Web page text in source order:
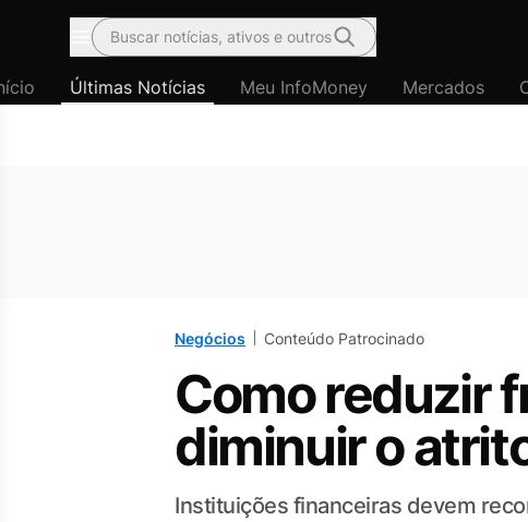
Menu
Buscar notícias, ativos e outros
Últimas Notícias Meu InfoMoney Mercados
Negócios Conteúdo Patrocinado
Como reduzir
diminuir o
Instituições financeiras devem